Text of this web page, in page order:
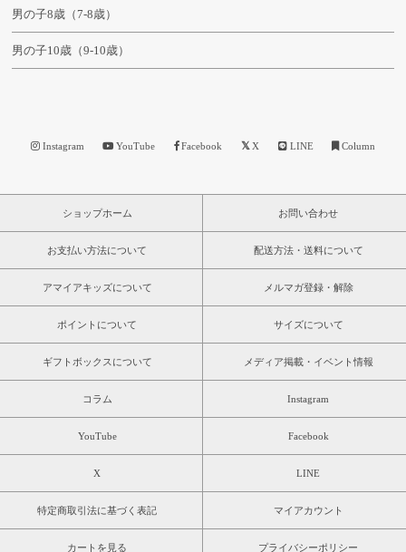
男の子8歳（7-8歳）
男の子10歳（9-10歳）
Instagram YouTube Facebook X LINE Column
ショップホーム お問い合わせ
お支払い方法について 配送方法・送料について
アマイアキッズについて メルマガ登録・解除
ポイントについて サイズについて
ギフトボックスについて メディア掲載・イベント情報
コラム Instagram
YouTube Facebook
X LINE
特定商取引法に基づく表記 マイアカウント
カートを見る プライバシーポリシー